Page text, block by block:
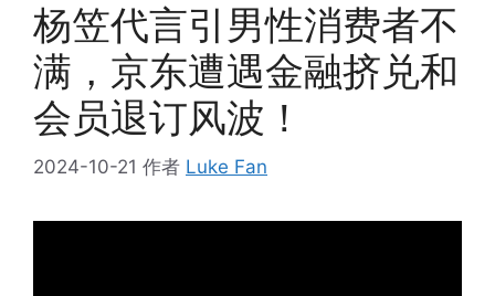
杨笠代言引男性消费者不
满，京东遭遇金融挤兑和
会员退订风波！
2024-10-21 作者 Luke Fan